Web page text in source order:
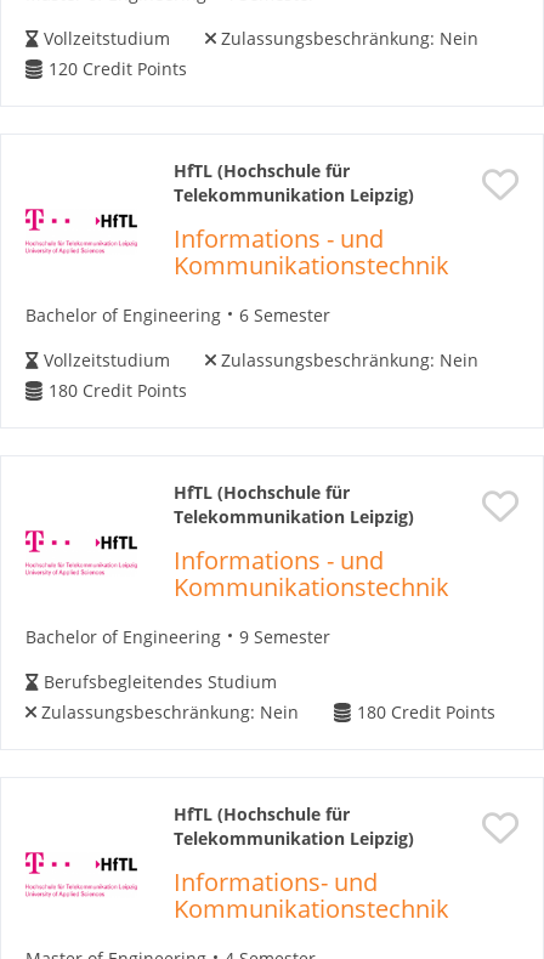
Vollzeitstudium
Zulassungsbeschränkung: Nein
120 Credit Points
HfTL (Hochschule für
Telekommunikation Leipzig)
Informations - und
Kommunikationstechnik
Bachelor of Engineering
6 Semester
Vollzeitstudium
Zulassungsbeschränkung: Nein
180 Credit Points
HfTL (Hochschule für
Telekommunikation Leipzig)
Informations - und
Kommunikationstechnik
Bachelor of Engineering
9 Semester
Berufsbegleitendes Studium
Zulassungsbeschränkung: Nein 180 Credit Points
HfTL (Hochschule für
Telekommunikation Leipzig)
Informations- und
Kommunikationstechnik